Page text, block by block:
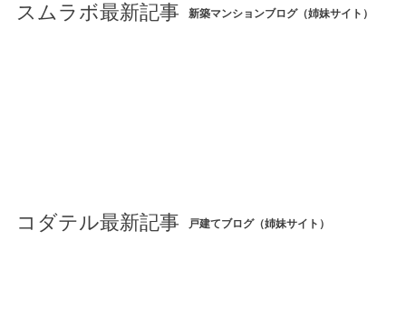
スムラボ最新記事 新築マンションブログ（姉妹サイト）
コダテル最新記事 戸建てブログ（姉妹サイト）